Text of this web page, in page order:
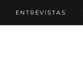
ENTREVISTAS